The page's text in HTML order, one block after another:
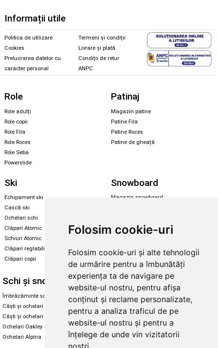
Folosim cookie-uri
Folosim cookie-uri și alte tehnologii
de urmărire pentru a îmbunătăți
experiența ta de navigare pe
website-ul nostru, pentru afișa
conținut și reclame personalizate,
pentru a analiza traficul de pe
website-ul nostru și pentru a
înțelege de unde vin vizitatorii
noștri.
Informații utile
Politica de utilizare
Cookies
Prelucrarea datelor cu
caracter personal
Termeni și condiții
Livrare și plată
Condiții de retur
ANPC
Role
Role adulți
Role copii
Role Fila
Role Roces
Role Seba
Powerslide
Patinaj
Magazin patine
Patine Fila
Patine Roces
Patine de gheață
Ski
Echipament ski
Cască ski
Ochelari schi
Clăpari Atomic
Schiuri Atomic
Clăpari reglabili
Clăpari copii
Snowboard
Magazin snowboard
Skate & longboard
Santa Cruz
Enuff Skateboards
Schi și snowboard
Îmbrăcăminte schi și snowboard
Căști și ochelari de iarnă
Căști și ochelari Alpina
Ochelari Oakley
Ochelari Alpina
Diverse
Cum aleg rolele
Cum aleg ochelarii
Ochelari de soare Oakley
Ochelari de soare Alpina
Intretinere manusi